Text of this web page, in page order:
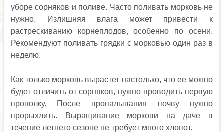
уборе сорняков и поливе. Часто поливать морковь не
нужно. Излишняя влага может привести к
растрескиванию корнеплодов, особенно по осени.
Рекомендуют поливать грядки с морковью один раз в
неделю.
Как только морковь вырастет настолько, что ее можно
будет отличить от сорняков, нужно проводить первую
прополку. После пропалывания почву нужно
прорыхлить. Выращивание моркови на даче в
течение летнего сезоне не требует много хлопот.